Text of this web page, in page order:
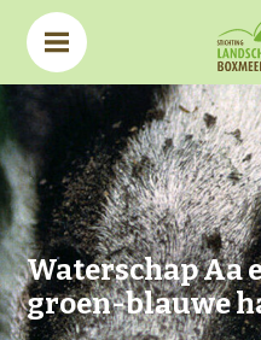
Waterschap Aa
groen-blauwe